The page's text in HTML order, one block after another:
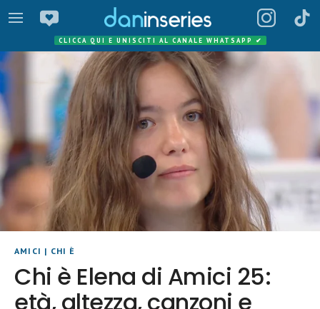
CLICCA QUI E UNISCITI AL CANALE WHATSAPP ✔
AMICI | CHI È
Chi è Elena di Amici 25:
età, altezza, canzoni e